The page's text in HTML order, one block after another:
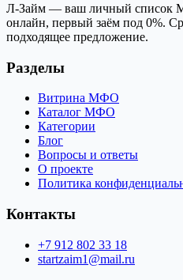
Л-Займ — ваш личный список
онлайн, первый заём под 0%.
подходящее предложение.
Разделы
Витрина МФО
Каталог МФО
Категории
Блог
Вопросы и ответы
О проекте
Политика
Контакты
+7 912 802 33 18
startzaim1@mail.ru